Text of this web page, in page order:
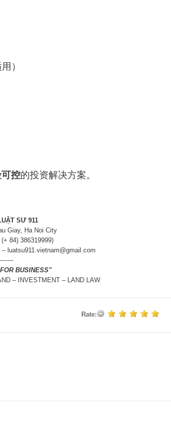
）
控的投资解决方案。
SƯ 911
Giay, Ha Noi City
84) 386319999)
luatsu911.vietnam@gmail.com
BUSINESS"
– INVESTMENT – LAND LAW
Rate: